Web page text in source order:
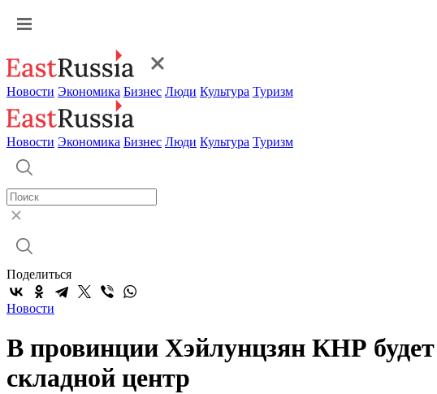
Новости Экономика Бизнес Люди Культура Туризм
Новости Экономика Бизнес Люди Культура Туризм
Поделиться
Новости
В провинции Хэйлунцзян КНР
складной центр